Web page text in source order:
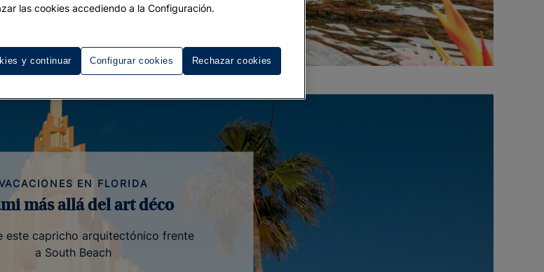
EN FLORIDA
más allá del art déco
este capricho arquitectónico frente
a South Beach
las cookies accediendo a la Configuración.
Configurar cookies Rechazar cookies
y continuar